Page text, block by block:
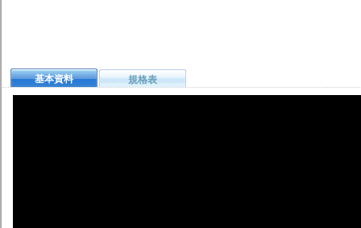
基本資料 規格表